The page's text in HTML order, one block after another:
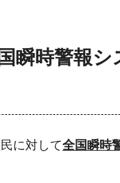
瞬時警報シ
に対して全国瞬時